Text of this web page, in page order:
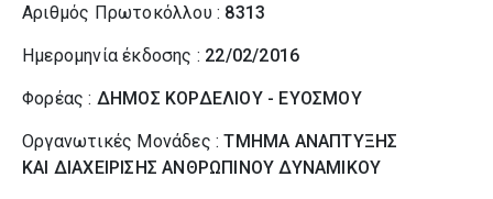
Αριθμός Πρωτοκόλλου : 8313
Ημερομηνία έκδοσης : 22/02/2016
Φορέας : ΔΗΜΟΣ ΚΟΡΔΕΛΙΟΥ - ΕΥΟΣΜΟΥ
Οργανωτικές Μονάδες :ΤΜΗΜΑ ΑΝΑΠΤΥΞΗΣ
ΚΑΙ ΔΙΑΧΕΙΡΙΣΗΣ ΑΝΘΡΩΠΙΝΟΥ ΔΥΝΑΜΙΚΟΥ